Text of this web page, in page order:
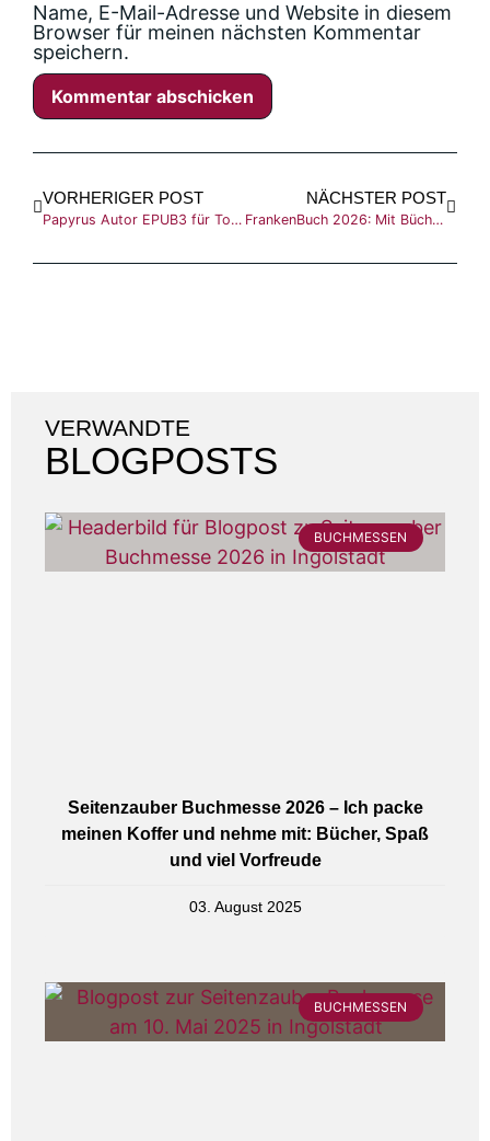
Name, E-Mail-Adresse und Website in diesem
Browser für meinen nächsten Kommentar
speichern.
VORHERIGER POST
Papyrus Autor EPUB3 für Tolino: So wandelst du dein E-Book mit Calibre um
NÄCHSTER POST
FrankenBuch 2026: Mit Büchern im Gepäck nach Nürnberg
VERWANDTE
BLOGPOSTS
BUCHMESSEN
Seitenzauber Buchmesse 2026 – Ich packe
meinen Koffer und nehme mit: Bücher, Spaß
und viel Vorfreude
03. August 2025
BUCHMESSEN